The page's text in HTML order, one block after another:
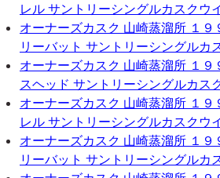
レル サントリーシングルカスクウ
オーナーズカスク 山崎蒸溜所 １９
リーバット サントリーシングルカ
オーナーズカスク 山崎蒸溜所 １
スヘッド サントリーシングルカス
オーナーズカスク 山崎蒸溜所 １９
レル サントリーシングルカスクウ
オーナーズカスク 山崎蒸溜所 １９
リーバット サントリーシングルカ